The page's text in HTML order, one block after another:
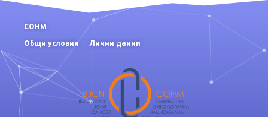
СОНМ
Общи условия Лични данни